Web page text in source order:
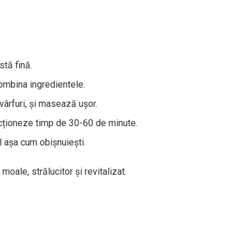
fină.
ingredientele.
și masează ușor.
timp de 30-60 de minute.
cum obișnuiești.
strălucitor și revitalizat.